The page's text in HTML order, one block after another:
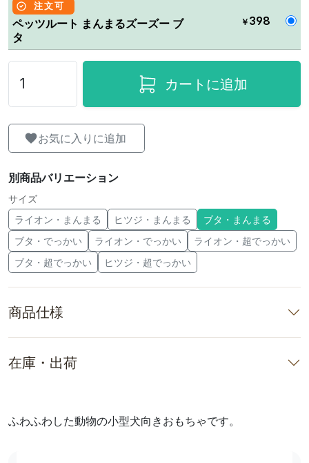
注文可
ペッツルート まんまるズーズー ブ
タ
￥ 398
カートに追加
お気に入りに追加
別商品バリエーション
サイズ
ライオン・まんまる
ヒツジ・まんまる
ブタ・まんまる
ブタ・でっかい
ライオン・でっかい
ライオン・超でっかい
ブタ・超でっかい
ヒツジ・超でっかい
商品仕様
在庫・出荷
ふわふわした動物の小型犬向きおもちゃです。